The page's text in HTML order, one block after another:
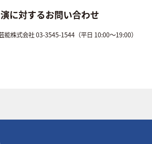
に対するお問い合わせ
能株式会社 03-3545-1544（平日 10:00～19:00）